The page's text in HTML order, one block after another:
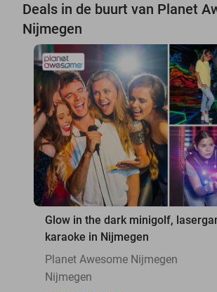
Deals in de buurt van Planet
Nijmegen
Glow in the dark minigolf,
karaoke in Nijmegen
Planet Awesome Nijmegen
Nijmegen